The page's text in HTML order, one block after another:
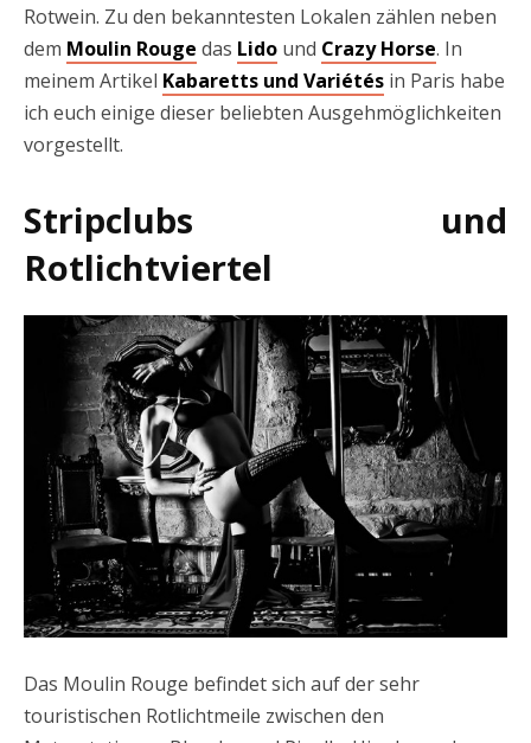
Rotwein. Zu den bekanntesten Lokalen zählen neben
dem Moulin Rouge das Lido und Crazy Horse. In
meinem Artikel Kabaretts und Variétés in Paris habe
ich euch einige dieser beliebten Ausgehmöglichkeiten
vorgestellt.
Stripclubs und
Rotlichtviertel
Das Moulin Rouge befindet sich auf der sehr
touristischen Rotlichtmeile zwischen den